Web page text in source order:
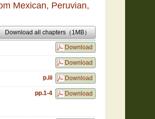
Mexican, Peruvian,
Download all chapters（1MB）
Download
Download
Download
p.iii
Download
pp.1-4